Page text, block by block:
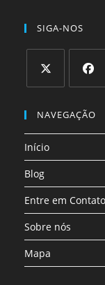
SIGA-NOS
em
uma
nova
aba
em
uma
aba
NAVEGAÇÃO
Início
Blog
Entre em Contato
Sobre nós
Mapa